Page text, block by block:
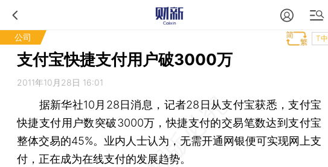
公司 T中
支付宝快捷支付用户破3000万
2011年10月28日 16:01
据新华社10月28日消息，记者28日从支付宝获悉，支付宝
快捷支付用户数突破3000万，快捷支付的交易笔数达到支付宝
整体交易的45%。业内人士认为，无需开通网银便可实现网上支
付，正在成为在线支付的发展趋势。